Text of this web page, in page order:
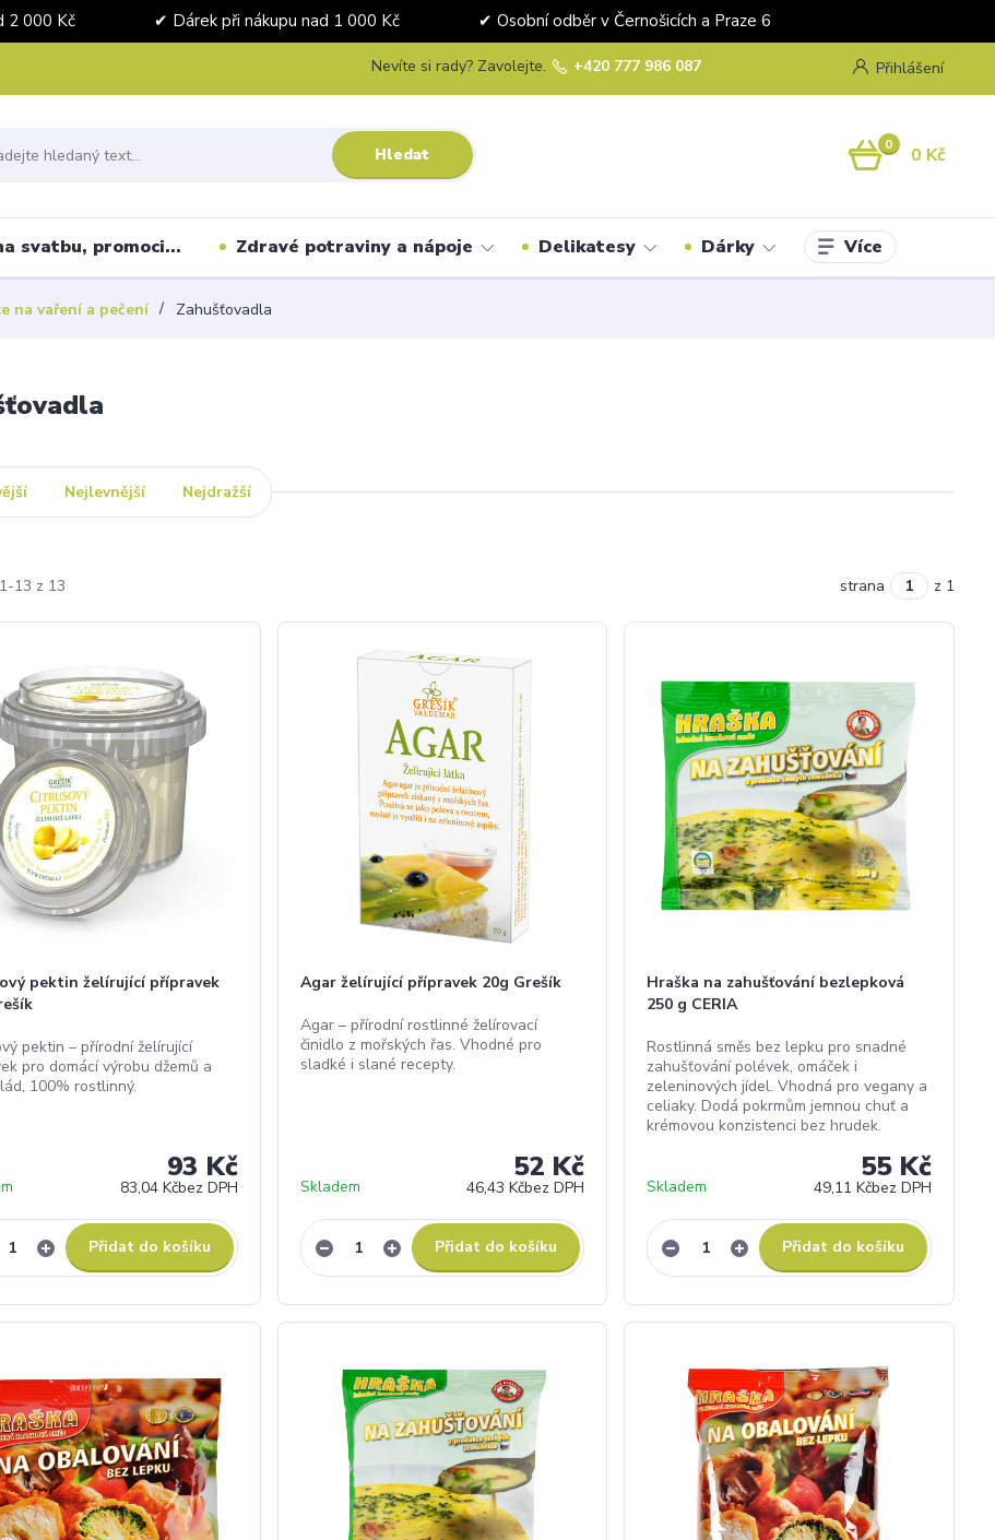
nad 2 000 Kč ✔ Dárek při nákupu nad 1 000 Kč ✔ Osobní odběr v Černošicích a Praze 6
Přihlášení
Hledat
Nevíte si rady? Zavolejte. +420 777 986 087
0 0 Kč
svatbu, promoci... Zdravé potraviny a nápoje Delikatesy Dárky Více
na vaření a pečení Zahušťovadla
Nejlevnější Nejdražší
13 z 13 strana z 1
pektin želírující přípravek
pektin – přírodní želírující
pro domácí výrobu džemů a
100% rostlinný.
93 Kč
83,04 Kčbez DPH
Přidat do košíku
Agar želírující přípravek 20g Grešík
Agar – přírodní rostlinné želírovací
činidlo z mořských řas. Vhodné pro
sladké i slané recepty.
52 Kč
46,43 Kčbez DPH
Skladem
Přidat do košíku
Hraška na zahušťování bezlepková
250 g CERIA
Rostlinná směs bez lepku pro snadné
zahušťování polévek, omáček i
zeleninových jídel. Vhodná pro vegany a
celiaky. Dodá pokrmům jemnou chuť a
krémovou konzistenci bez hrudek.
55 Kč
49,11 Kčbez DPH
Skladem
Přidat do košíku